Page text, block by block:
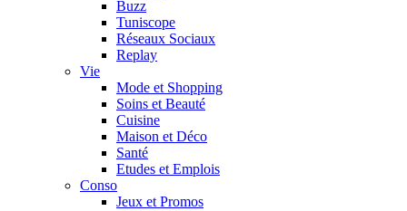
Buzz
Tuniscope
Réseaux Sociaux
Replay
Vie
Mode et Shopping
Soins et Beauté
Cuisine
Maison et Déco
Santé
Etudes et Emplois
Conso
Jeux et Promos